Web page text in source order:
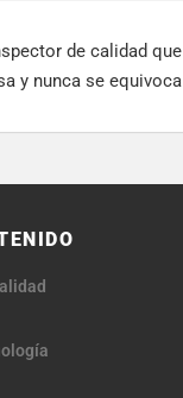
de calidad que
y nunca se equivoca